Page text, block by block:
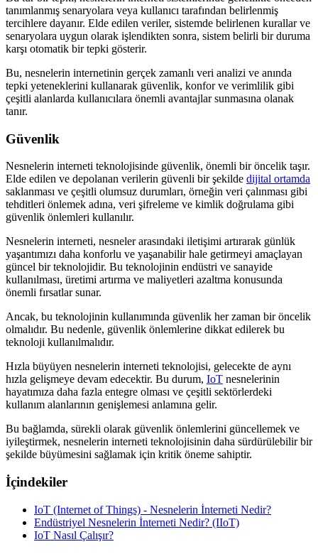
tanımlanmış senaryolara veya kullanıcı tarafından belirlenmiş
tercihlere dayanır. Elde edilen veriler, sistemde belirlenen kurallar ve
senaryolara uygun olarak işlendikten sonra, sistem belirli bir duruma
karşı otomatik bir tepki gösterir.
Bu, nesnelerin internetinin gerçek zamanlı veri analizi ve anında
tepki yeteneklerini kullanarak güvenlik, konfor ve verimlilik gibi
çeşitli alanlarda kullanıcılara önemli avantajlar sunmasına olanak
tanır.
Güvenlik
Nesnelerin interneti teknolojisinde güvenlik, önemli bir öncelik taşır.
Elde edilen ve depolanan verilerin güvenli bir şekilde dijital ortamda
saklanması ve çeşitli olumsuz durumları, örneğin veri çalınması gibi
tehditleri önlemek adına, veri şifreleme ve kimlik doğrulama gibi
güvenlik önlemleri kullanılır.
Nesnelerin interneti, nesneler arasındaki iletişimi artırarak günlük
yaşantımızı daha konforlu ve yaşanabilir hale getirmeyi amaçlayan
güncel bir teknolojidir. Bu teknolojinin endüstri ve sanayide
kullanılması, üretimi artırma ve maliyetleri azaltma konusunda
önemli fırsatlar sunar.
Ancak, bu teknolojinin kullanımında güvenlik her zaman bir öncelik
olmalıdır. Bu nedenle, güvenlik önlemlerine dikkat edilerek bu
teknoloji kullanılmalıdır.
Hızla büyüyen nesnelerin interneti teknolojisi, gelecekte de aynı
hızla gelişmeye devam edecektir. Bu durum, IoT nesnelerinin
hayatımıza daha fazla entegre olması ve çeşitli sektörlerdeki
kullanım alanlarının genişlemesi anlamına gelir.
Bu bağlamda, sürekli olarak güvenlik önlemlerini güncellemek ve
iyileştirmek, nesnelerin interneti teknolojisinin daha sürdürülebilir bir
şekilde büyümesini sağlamak için kritik öneme sahiptir.
İçindekiler
IoT (Internet of Things) - Nesnelerin İnterneti Nedir?
Endüstriyel Nesnelerin İnterneti Nedir? (IIoT)
IoT Nasıl Çalışır?